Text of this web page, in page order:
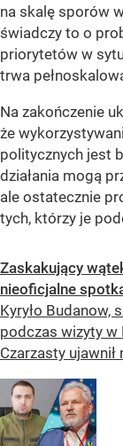
na skalę sporów
świadczy to o
priorytetów w
trwa
Na zakończenie
że
politycznych jest
działania mogą
ale ostatecznie
tych, którzy je
Zaskakujący
nieoficjalne
Kyryło Budanow,
podczas wizyty w
Czarzasty